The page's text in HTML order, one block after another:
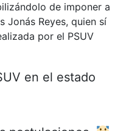
de imponer a
Jonás Reyes, quien sí
por el PSUV
en el estado